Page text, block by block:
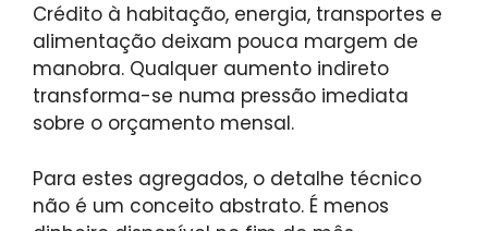
Crédito à habitação, energia, transportes e
alimentação deixam pouca margem de
manobra. Qualquer aumento indireto
transforma-se numa pressão imediata
sobre o orçamento mensal.
Para estes agregados, o detalhe técnico
não é um conceito abstrato. É menos